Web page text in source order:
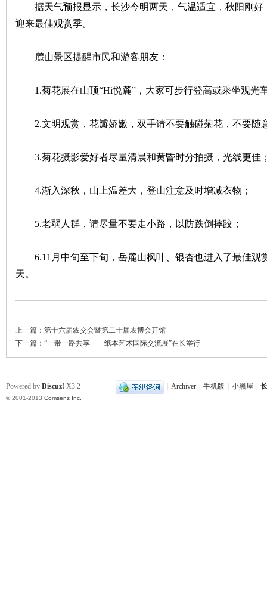
据天气预报显示，长沙今明两天，气温适宜，秋阳刚好
迎来最佳观赏季。
麓山景区提醒市民和游客朋友：
1.菊花展在山顶“Hi悦麓”，大家可步行登高或乘坐观光
2.文明观赏，花瓣娇嫩，双手请不要触碰菊花，不要随
3.菊花摄影爱好者尽量清晨和黄昏时分拍摄，光线更佳
4.渐入深秋，山上温差大，登山注意及时增减衣物；
5.老弱人群，请尽量不要走小路，以防跌倒摔跤；
6.11月中旬至下旬，岳麓山枫叶、银杏也进入了最佳观
天。
上一篇： 第十六届农交会暨第二十届农博会开馆
下一篇： “一带一路共享——纸本艺术国际交流展”在长举行
Archiver 手机版 小黑屋
Powered by Discuz! X3.2
© 2001-2013 Comsenz Inc.